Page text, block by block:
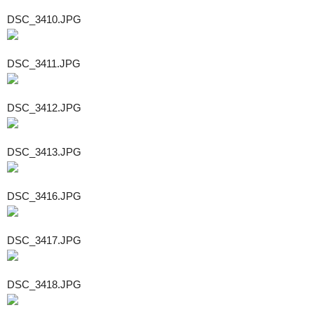
DSC_3410.JPG
DSC_3411.JPG
DSC_3412.JPG
DSC_3413.JPG
DSC_3416.JPG
DSC_3417.JPG
DSC_3418.JPG